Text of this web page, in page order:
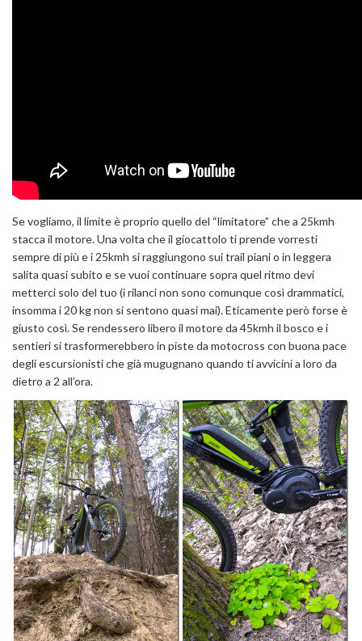
Se vogliamo, il limite è proprio quello del “limitatore” che a 25kmh
stacca il motore. Una volta che il giocattolo ti prende vorresti
sempre di più e i 25kmh si raggiungono sui trail piani o in leggera
salita quasi subito e se vuoi continuare sopra quel ritmo devi
metterci solo del tuo (i rilanci non sono comunque così drammatici,
insomma i 20 kg non si sentono quasi mai). Eticamente però forse è
giusto così. Se rendessero libero il motore da 45kmh il bosco e i
sentieri si trasformerebbero in piste da motocross con buona pace
degli escursionisti che già mugugnano quando ti avvicini a loro da
dietro a 2 all’ora.